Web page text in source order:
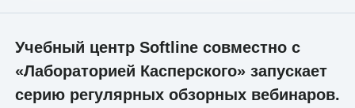
Учебный центр Softline совместно с
«Лабораторией Касперского» запускает
серию регулярных обзорных вебинаров.